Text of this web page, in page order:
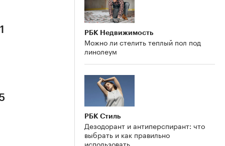
РБК Недвижимость
Можно ли стелить теплый пол под
линолеум
РБК Стиль
Дезодорант и антиперспирант: что
выбрать и как правильно
использовать